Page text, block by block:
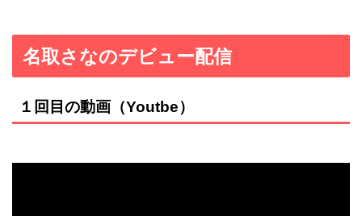
名取さなのデビュー配信
１回目の動画（Youtbe）